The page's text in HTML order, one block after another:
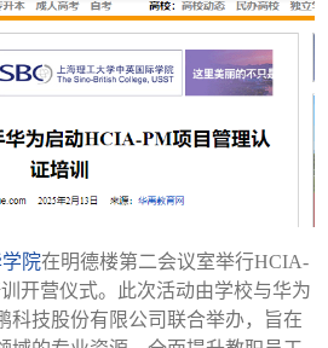
院在明德楼第二会议室举行HCIA-
开营仪式。此次活动由学校与华为
科技股份有限公司联合举办，旨在